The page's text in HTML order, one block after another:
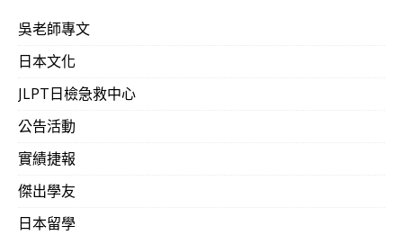
吳老師專文
日本文化
JLPT日檢急救中心
公告活動
實績捷報
傑出學友
日本留學